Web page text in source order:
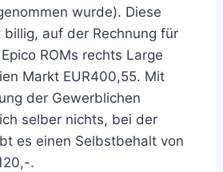
wurde). Diese
auf der Rechnung für
ROMs rechts Large
Markt EUR400,55. Mit
der Gewerblichen
selber nichts, bei der
es einen Selbstbehalt von
.